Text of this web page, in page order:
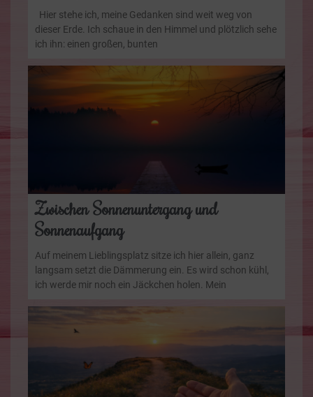
Hier stehe ich, meine Gedanken sind weit weg von
dieser Erde. Ich schaue in den Himmel und plötzlich sehe
ich ihn: einen großen, bunten
Zwischen Sonnenuntergang und
Sonnenaufgang
Auf meinem Lieblingsplatz sitze ich hier allein, ganz
langsam setzt die Dämmerung ein. Es wird schon kühl,
ich werde mir noch ein Jäckchen holen. Mein